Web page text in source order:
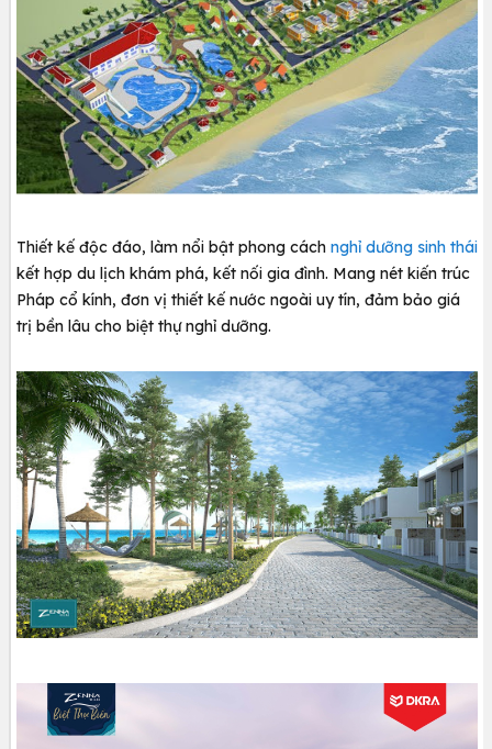
Thiết kế độc đáo, làm nổi bật phong cách nghỉ dưỡng sinh thái
kết hợp du lịch khám phá, kết nối gia đình. Mang nét kiến trúc
Pháp cổ kính, đơn vị thiết kế nước ngoài uy tín, đảm bảo giá
trị bền lâu cho biệt thự nghỉ dưỡng.